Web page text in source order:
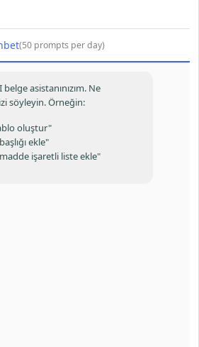
(50 prompts per day)
asistanınızım. Ne
söyleyin. Örneğin:
oluştur"
ekle"
işaretli liste ekle"